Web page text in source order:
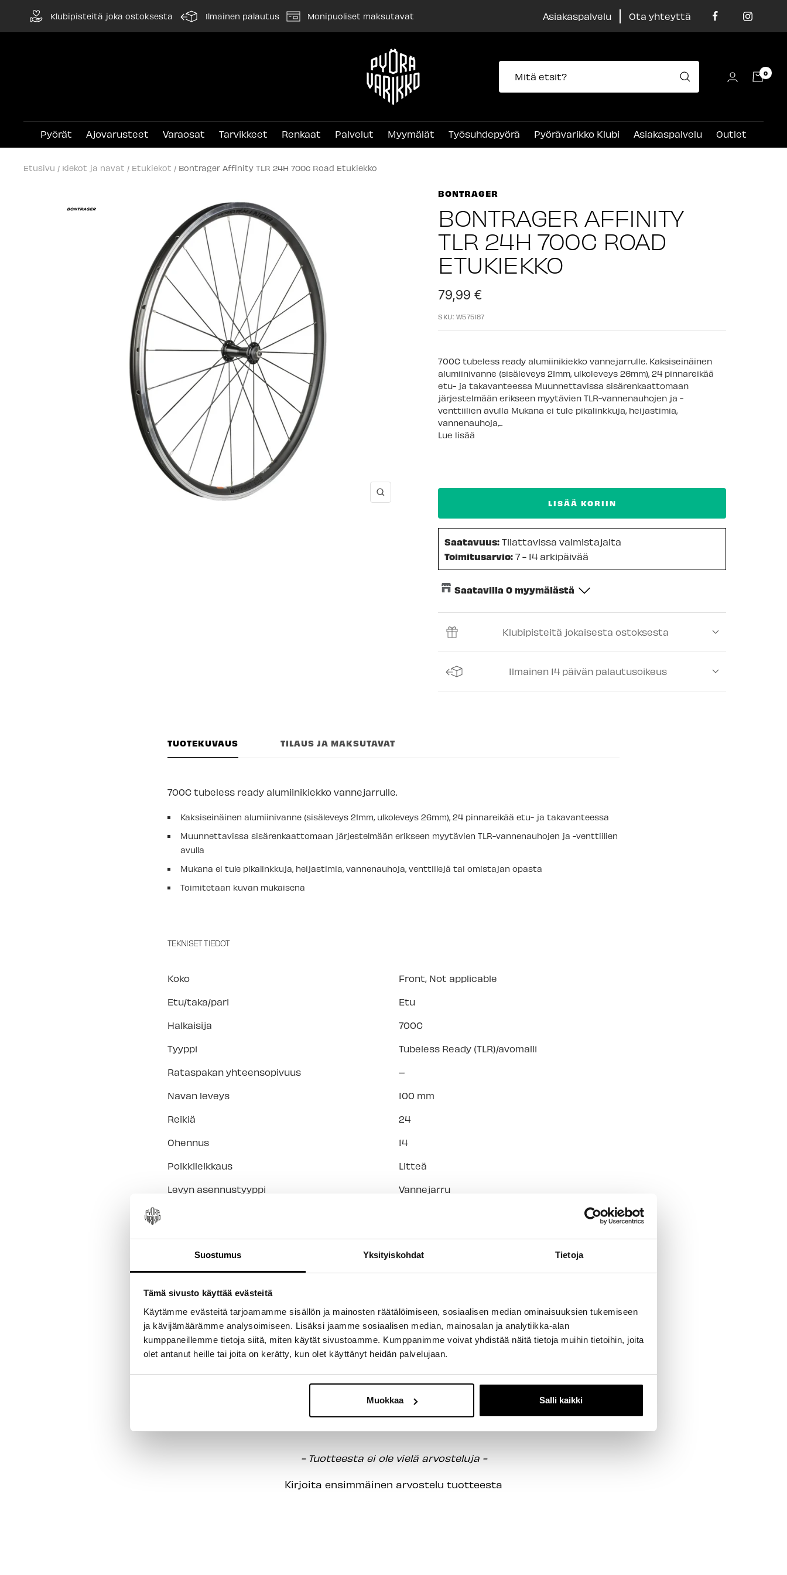
Suostumus Yksityiskohdat Tietoja
Tämä sivusto käyttää evästeitä
Käytämme evästeitä tarjoamamme sisällön ja mainosten räätälöimiseen, sosiaalisen median ominaisuuksien tukemiseen
ja kävijämäärämme analysoimiseen. Lisäksi jaamme sosiaalisen median, mainosalan ja analytiikka-alan
kumppaneillemme tietoja siitä, miten käytät sivustoamme. Kumppanimme voivat yhdistää näitä tietoja muihin tietoihin, joita
olet antanut heille tai joita on kerätty, kun olet käyttänyt heidän palvelujaan.
Muokkaa Salli kaikki
sisältöön
Klubipisteitä joka ostoksesta Ilmainen palautus Monipuoliset maksutavat Asiakaspalvelu Ota yhteyttä
Pyörävarikko
0
Pyörät Ajovarusteet Varaosat Tarvikkeet Renkaat Palvelut Myymälät Työsuhdepyörä Pyörävarikko Klubi Asiakaspalvelu Outlet
Etusivu Kiekot ja navat Etukiekot Bontrager Affinity TLR 24H 700c Road Etukiekko
Suurenna
BONTRAGER
BONTRAGER AFFINITY
TLR 24H 700C ROAD
ETUKIEKKO
Alennushinta
79,99 €
SKU: W575187
700C tubeless ready alumiinikiekko vannejarrulle. Kaksiseinäinen
alumiinivanne (sisäleveys 21mm, ulkoleveys 26mm), 24 pinnareikää
etu- ja takavanteessa Muunnettavissa sisärenkaattomaan
järjestelmään erikseen myytävien TLR-vannenauhojen ja -
venttiilien avulla Mukana ei tule pikalinkkuja, heijastimia,
vannenauhoja,...
Lue lisää
LISÄÄ KORIIN
Saatavuus:Tilattavissa valmistajalta
Toimitusarvio:7 - 14 arkipäivää
Saatavilla 0 myymälästä
Keskusvarasto-Tilapäisesti loppu
Espoon Myymälä-Tilapäisesti loppu
Klubipisteitä jokaisesta ostoksesta
Ilmainen 14 päivän palautusoikeus
TUOTEKUVAUS TILAUS JA MAKSUTAVAT
700C tubeless ready alumiinikiekko vannejarrulle.
Kaksiseinäinen alumiinivanne (sisäleveys 21mm, ulkoleveys 26mm), 24 pinnareikää etu- ja takavanteessa
Muunnettavissa sisärenkaattomaan järjestelmään erikseen myytävien TLR-vannenauhojen ja -venttiilien
avulla
Mukana ei tule pikalinkkuja, heijastimia, vannenauhoja, venttiilejä tai omistajan opasta
Toimitetaan kuvan mukaisena
TEKNISET TIEDOT
Koko Front, Not applicable
Etu/taka/pari Etu
Halkaisija 700C
Tyyppi Tubeless Ready (TLR)/avomalli
Rataspakan yhteensopivuus –
Navan leveys 100 mm
Reikiä 24
Ohennus 14
Poikkileikkaus Litteä
Levyn asennustyyppi Vannejarru
Nipan lukitustyyppi Messinki
Venttiili Presta
- Tuotteesta ei ole vielä arvosteluja -
Kirjoita ensimmäinen arvostelu tuotteesta